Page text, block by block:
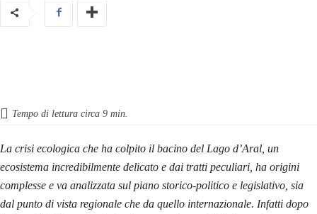
Tempo di lettura circa 9 min.
La crisi ecologica che ha colpito il bacino del Lago d’Aral, un
ecosistema incredibilmente delicato e dai tratti peculiari, ha origini
complesse e va analizzata sul piano storico-politico e legislativo, sia
dal punto di vista regionale che da quello internazionale. Infatti dopo